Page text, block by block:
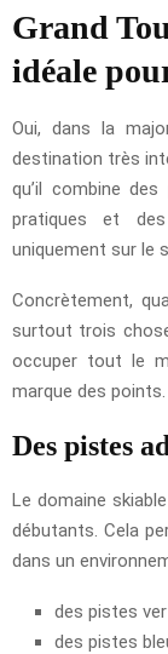
Grand
idéale
Oui, dans la
destination très
qu’il combine
pratiques et
uniquement sur le
Concrètement,
surtout trois
occuper tout le
marque des points.
Des pistes
Le domaine
débutants. Cela
dans un
des pistes
des pistes